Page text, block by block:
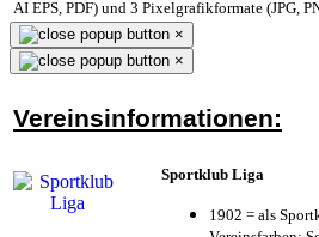
AI EPS, PDF) und 3 Pixelgrafikformate (JPG,
×
×
Vereinsinformationen:
Sportklub Liga
1902 = als